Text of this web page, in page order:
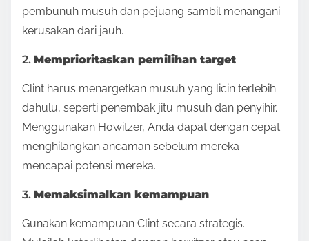
pembunuh musuh dan pejuang sambil menangani
kerusakan dari jauh.
2. Memprioritaskan pemilihan target
Clint harus menargetkan musuh yang licin terlebih
dahulu, seperti penembak jitu musuh dan penyihir.
Menggunakan Howitzer, Anda dapat dengan cepat
menghilangkan ancaman sebelum mereka
mencapai potensi mereka.
3. Memaksimalkan kemampuan
Gunakan kemampuan Clint secara strategis.